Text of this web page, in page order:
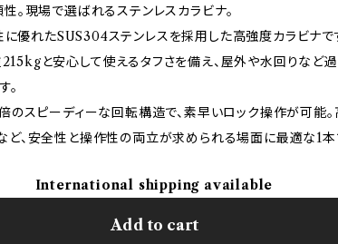
性。現場で選ばれるステンレスカラビナ。
優れたSUS304ステンレスを採用した高強度カラビナで
と安心して使えるタフさを備え、屋外や水回りなど
。
スピーディーな回転構造で、素早いロック操作が可能。
ど、安全性と操作性の両立が求められる場面に最適な1本
International shipping available
Add to cart